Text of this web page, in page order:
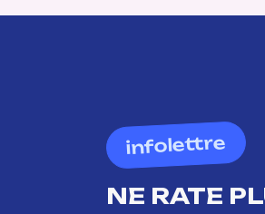
infolettre
NE RATE